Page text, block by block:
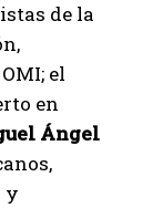
de la
el
en
Ángel
y